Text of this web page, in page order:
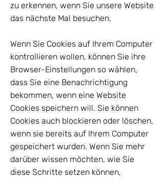
zu erkennen, wenn Sie unsere Website
das nächste Mal besuchen.
Wenn Sie Cookies auf Ihrem Computer
kontrollieren wollen, können Sie ihre
Browser-Einstellungen so wählen,
dass Sie eine Benachrichtigung
bekommen, wenn eine Website
Cookies speichern will. Sie können
Cookies auch blockieren oder löschen,
wenn sie bereits auf Ihrem Computer
gespeichert wurden. Wenn Sie mehr
darüber wissen möchten, wie Sie
diese Schritte setzen können,